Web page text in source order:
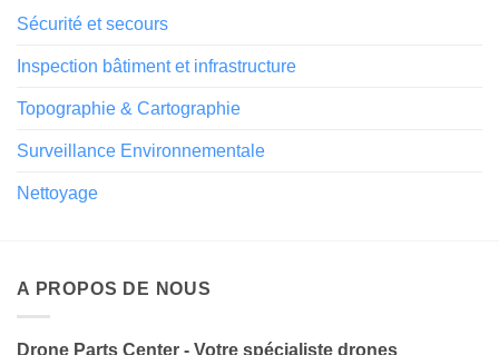
Sécurité et secours
Inspection bâtiment et infrastructure
Topographie & Cartographie
Surveillance Environnementale
Nettoyage
A PROPOS DE NOUS
Drone Parts Center - Votre spécialiste drones